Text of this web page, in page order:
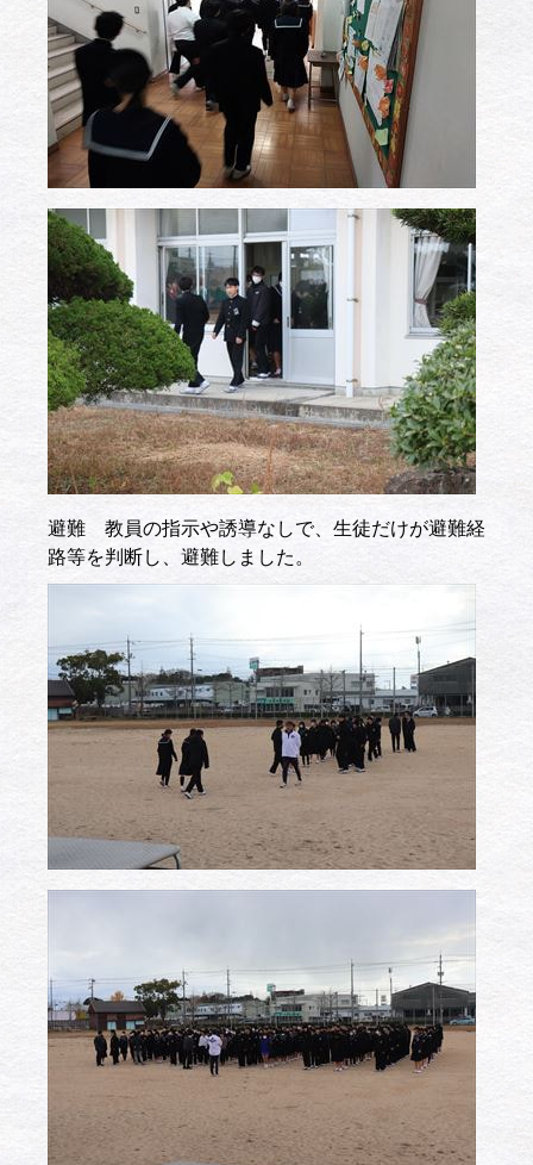
避難 教員の指示や誘導なしで、生徒だけが避難経
路等を判断し、避難しました。